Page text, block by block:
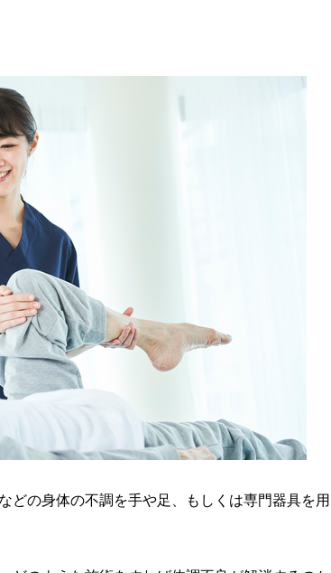
どの身体の不調を手や足、もしくは専門器具を用